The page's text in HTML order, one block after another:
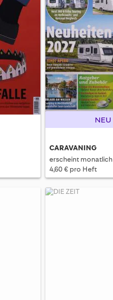
NEU
CARAVANING
erscheint monatlich
4,60 € pro Heft